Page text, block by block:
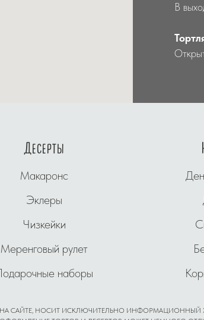
В
Десерты
Макаронс
Эклеры
Чизкейки
Меренговый рулет
наборы
САЙТЕ, НОСИТ ИСКЛЮЧИТЕЛЬНО ИНФОРМАЦИОННЫЙ